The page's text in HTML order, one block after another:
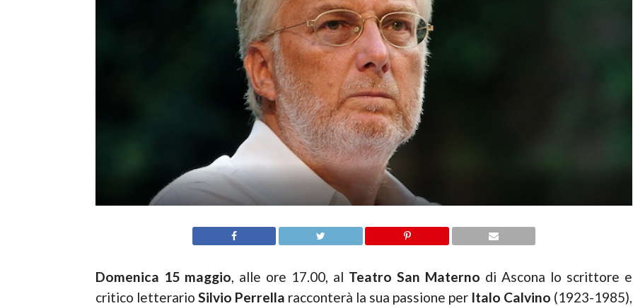
Domenica 15 maggio, alle ore 17.00, al Teatro San Materno di Ascona lo scrittore e
critico letterario Silvio Perrella racconterà la sua passione per Italo Calvino (1923-1985),